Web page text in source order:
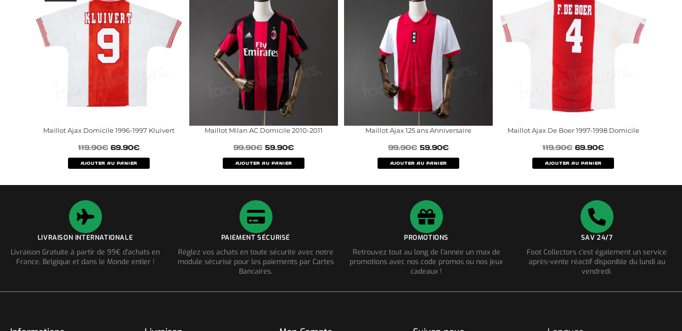
Maillot Ajax Domicile 1996-1997 Kluivert
119.90€ 69.90€
AJOUTER AU PANIER
Maillot Milan AC Domicile 2010-2011
99.90€ 59.90€
AJOUTER AU PANIER
Maillot Ajax 125 ans Anniversaire
99.90€ 59.90€
AJOUTER AU PANIER
Maillot Ajax De Boer 1997-1998 Domicile
119.90€ 69.90€
AJOUTER AU PANIER
LIVRAISON INTERNATIONALE
Livraison Gratuite à partir de 99€ d'achats en
France, Belgique et dans le Monde entier !
PAIEMENT SÉCURISÉ
Réglez vos achats en toute sécurité avec notre
module sécurisé pour les paiements par Cartes
Bancaires.
PROMOTIONS
Retrouvez tout au long de l'année un max de
promotions avec nos code promos ou nos jeux
cadeaux !
SAV 24/7
Foot Collectors c'est également un service
après-vente réactif disponible du lundi au
vendredi.